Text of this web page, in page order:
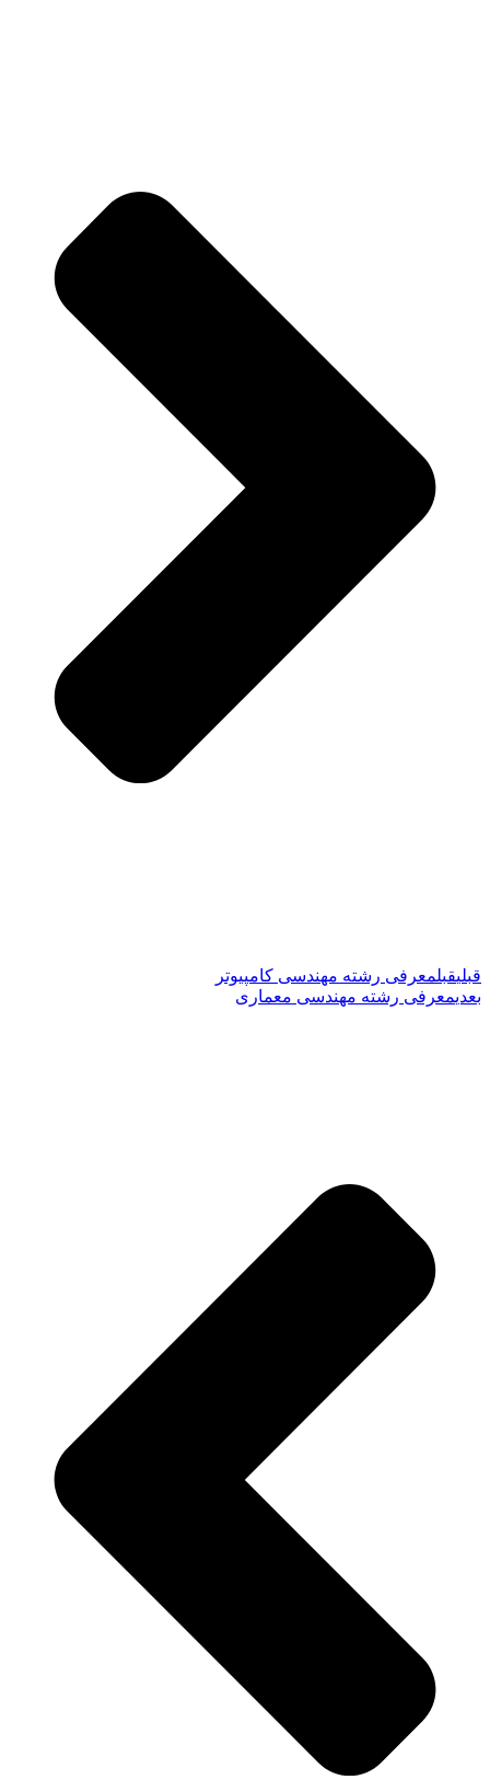
قبلیقبلمعرفی رشته مهندسی کامپیوتر
بعدیمعرفی رشته مهندسی معماری